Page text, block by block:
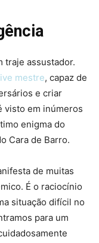
traje assustador.
mestre, capaz de
e criar
visto em inúmeros
enigma do
Cara de Barro.
de muitas
É o raciocínio
situação difícil no
para um